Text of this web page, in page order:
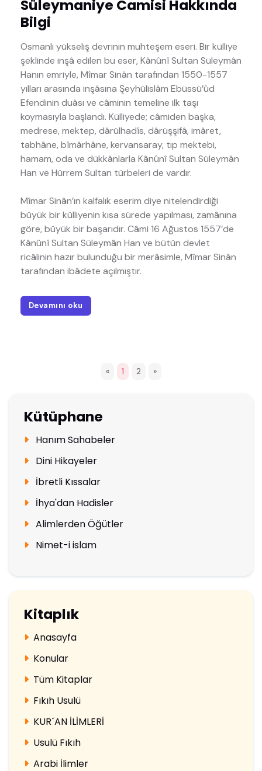
Süleymaniye Camisi Hakkında
Bilgi
Osmanlı yükseliş devrinin muhteşem eseri. Bir külliye
şeklinde inşâ edilen bu eser, Kânûnî Sultan Süleymân
Hanın emriyle, Mîmar Sinân tarafından 1550-1557
yılları arasında inşâsına Şeyhülislâm Ebüssü’ûd
Efendinin duâsı ve câminin temeline ilk taşı
koymasıyla başlandı. Külliyede; câmiden başka,
medrese, mektep, dârülhadîs, dârüşşifâ, imâret,
tabhâne, bîmârhâne, kervansaray, tıp mektebi,
hamam, oda ve dükkânlarla Kânûnî Sultan Süleymân
Han ve Hürrem Sultan türbeleri de vardır.
Mîmar Sinân’ın kalfalık eserim diye nitelendirdiği
büyük bir külliyenin kısa sürede yapılması, zamânına
göre, büyük bir başarıdır. Câmi 16 Ağustos 1557’de
Kânûnî Sultan Süleymân Han ve bütün devlet
ricâlinin hazır bulunduğu bir merâsimle, Mîmar Sinân
tarafından ibâdete açılmıştır.
Devamını oku
« 1 2 »
Kütüphane
Hanım Sahabeler
Dini Hikayeler
İbretli Kıssalar
İhya'dan Hadisler
Alimlerden Öğütler
Nimet-i islam
Kitaplık
Anasayfa
Konular
Tüm Kitaplar
Fıkıh Usulü
KUR´AN İLİMLERİ
Usulü Fıkıh
Arabi İlimler